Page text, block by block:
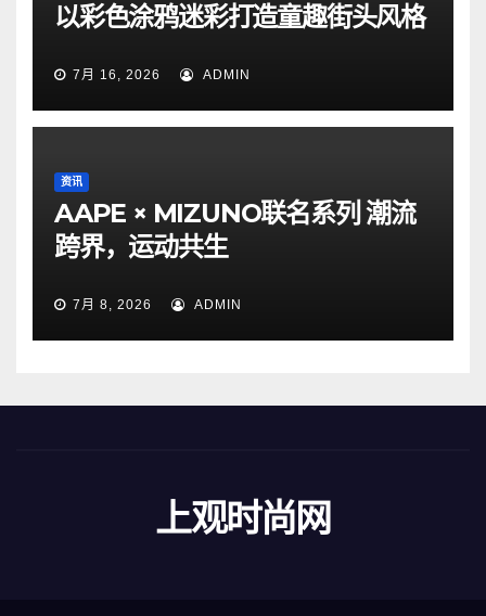
以彩色涂鸦迷彩打造童趣街头风格
7月 16, 2026 ADMIN
资讯
AAPE × MIZUNO联名系列 潮流
跨界，运动共生
7月 8, 2026 ADMIN
上观时尚网